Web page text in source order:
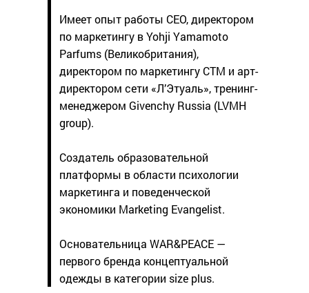
Имеет опыт работы CEO, директором
по маркетингу в Yohji Yamamoto
Parfums (Великобритания),
директором по маркетингу СТМ и арт-
директором сети «Л’Этуаль», тренинг-
менеджером Givenchy Russia (LVMH
group).
Создатель образовательной
платформы в области психологии
маркетинга и поведенческой
экономики Marketing Evangelist.
Основательница WAR&PEACE —
первого бренда концептуальной
одежды в категории size plus.